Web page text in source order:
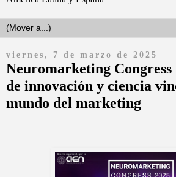
viernes, 7 de marzo de 2025
Neuromarketing Congress
de innovación y ciencia
mundo del marketing